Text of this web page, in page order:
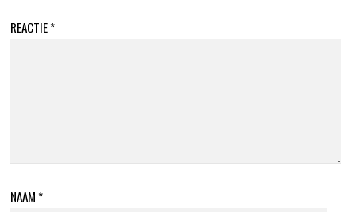
REACTIE*
NAAM *